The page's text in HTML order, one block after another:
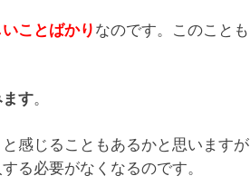
ことばかりなのです。このことも
す
と感じることもあるかと思いますが
る必要がなくなるのです。